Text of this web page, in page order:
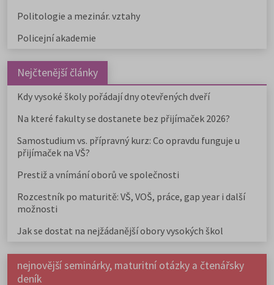
Politologie a mezinár. vztahy
Policejní akademie
Nejčtenější články
Kdy vysoké školy pořádají dny otevřených dveří
Na které fakulty se dostanete bez přijímaček 2026?
Samostudium vs. přípravný kurz: Co opravdu funguje u
přijímaček na VŠ?
Prestiž a vnímání oborů ve společnosti
Rozcestník po maturitě: VŠ, VOŠ, práce, gap year i další
možnosti
Jak se dostat na nejžádanější obory vysokých škol
nejnovější seminárky, maturitní otázky a čtenářsky
deník